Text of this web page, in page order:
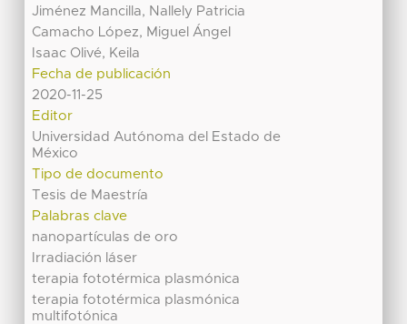
Jiménez Mancilla, Nallely Patricia
Camacho López, Miguel Ángel
Isaac Olivé, Keila
Fecha de publicación
2020-11-25
Editor
Universidad Autónoma del Estado de
México
Tipo de documento
Tesis de Maestría
Palabras clave
nanopartículas de oro
Irradiación láser
terapia fototérmica plasmónica
terapia fototérmica plasmónica
multifotónica